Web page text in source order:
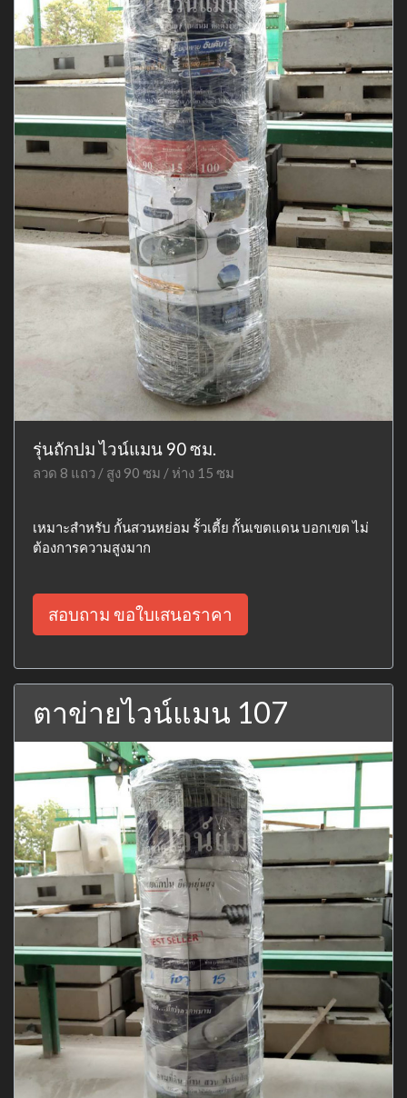
รุ่นถักปม ไวน์แมน 90 ซม.
ลวด 8 แถว / สูง 90 ซม / ห่าง 15 ซม
เหมาะสำหรับ กั้นสวนหย่อม รั้วเตี้ย กั้นเขตแดน บอกเขต ไม่
ต้องการความสูงมาก
สอบถาม ขอใบเสนอราคา
ตาข่ายไวน์แมน 107